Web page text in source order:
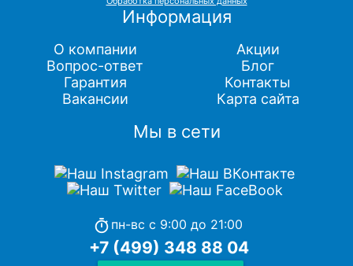
Информация
О компании
Вопрос-ответ
Гарантия
Вакансии
Акции
Блог
Контакты
Карта сайта
Мы в сети
timer пн-вс с 9:00 до 21:00
+7 (499) 348 88 04